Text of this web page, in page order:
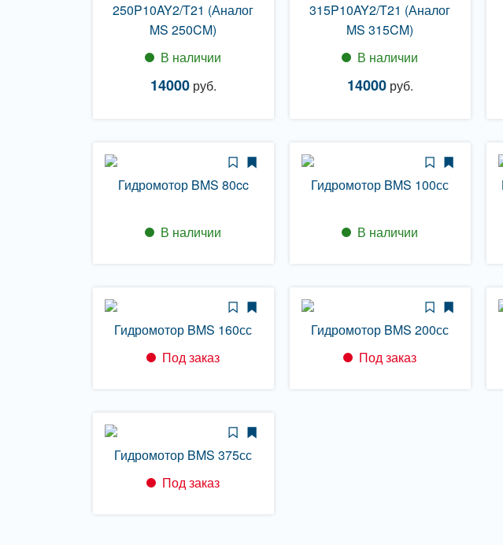
250P10AY2/T21 (Аналог
MS 250CM)
В наличии
14000руб.
315P10AY2/T21 (Аналог
MS 315CM)
В наличии
14000руб.
Гидромотор BMS 80cc
В наличии
Гидромотор BMS 100сс
В наличии
Гидромотор BMS 160сс
Под заказ
Гидромотор BMS 200сс
Под заказ
Гидромотор BMS 375сс
Под заказ